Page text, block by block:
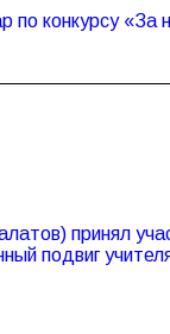
конкурсу «За
принял
подвиг